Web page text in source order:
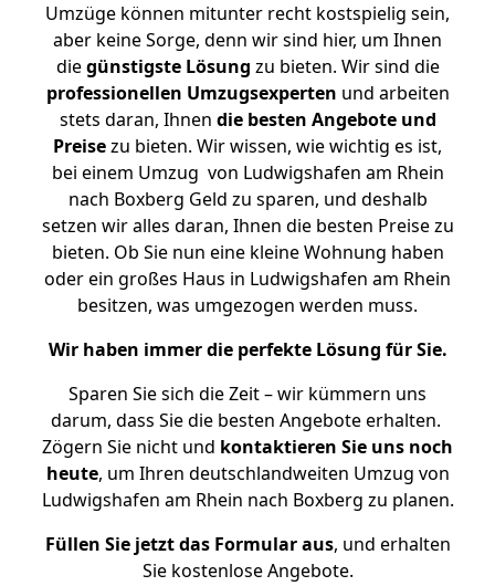
Umzüge können mitunter recht kostspielig sein,
aber keine Sorge, denn wir sind hier, um Ihnen
diegünstigste Lösung zu bieten. Wir sind die
professionellen Umzugsexperten und arbeiten
stets daran, Ihnen die besten Angebote und
Preisezu bieten. Wir wissen, wie wichtig es ist,
bei einem Umzug von Ludwigshafen am Rhein
nach Boxberg Geld zu sparen, und deshalb
setzen wir alles daran, Ihnen die besten Preise zu
bieten. Ob Sie nun eine kleine Wohnung haben
oder ein großes Haus in Ludwigshafen am Rhein
besitzen, was umgezogen werden muss.
Wir haben immer die perfekte Lösung für Sie.
Sparen Sie sich die Zeit – wir kümmern uns
darum, dass Sie die besten Angebote erhalten.
Zögern Sie nicht und kontaktieren Sie uns noch
heute, um Ihren deutschlandweiten Umzug von
Ludwigshafen am Rhein nach Boxberg zu planen.
Füllen Sie jetzt das Formular aus, und erhalten
Sie kostenlose Angebote.